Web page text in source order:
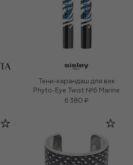
Тени-карандаш для век
Phyto-Eye Twist №6 Marine
6 380 ₽